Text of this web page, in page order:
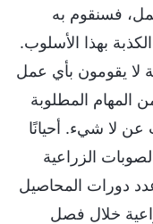
فسنقوم به
بهذا الأسلوب.
لا يقومون بأي عمل
المهام المطلوبة
لا شيء. أحيانًا
الزراعية
دورات المحاصيل
خلال فصل